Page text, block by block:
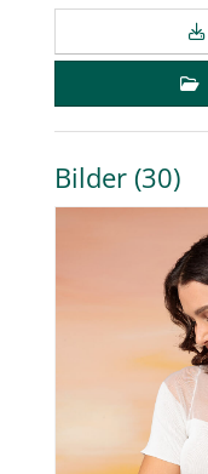
Bilder (30)